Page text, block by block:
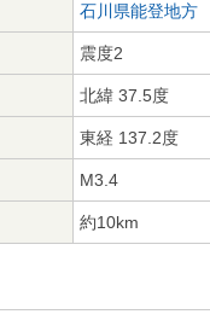
石川県能登地方
震度2
北緯 37.5度
東経 137.2度
M3.4
約10km